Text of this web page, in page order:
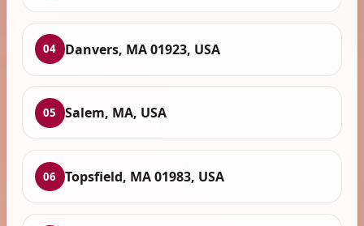
04 Danvers, MA 01923, USA
05 Salem, MA, USA
06 Topsfield, MA 01983, USA